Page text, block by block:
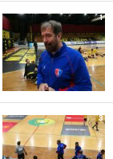
1
3